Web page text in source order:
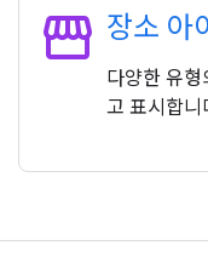
storefront 장소 아
다양한 유
고 표시합니